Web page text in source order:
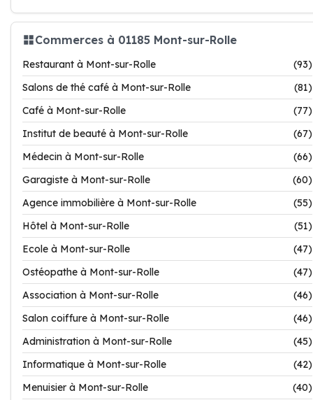
Commerces à 01185 Mont-sur-Rolle
Restaurant à Mont-sur-Rolle
(93)
Salons de thé café à Mont-sur-Rolle
(81)
Café à Mont-sur-Rolle
(77)
Institut de beauté à Mont-sur-Rolle
(67)
Médecin à Mont-sur-Rolle
(66)
Garagiste à Mont-sur-Rolle
(60)
Agence immobilière à Mont-sur-Rolle
(55)
Hôtel à Mont-sur-Rolle
(51)
Ecole à Mont-sur-Rolle
(47)
Ostéopathe à Mont-sur-Rolle
(47)
Association à Mont-sur-Rolle
(46)
Salon coiffure à Mont-sur-Rolle
(46)
Administration à Mont-sur-Rolle
(45)
Informatique à Mont-sur-Rolle
(42)
Menuisier à Mont-sur-Rolle
(40)